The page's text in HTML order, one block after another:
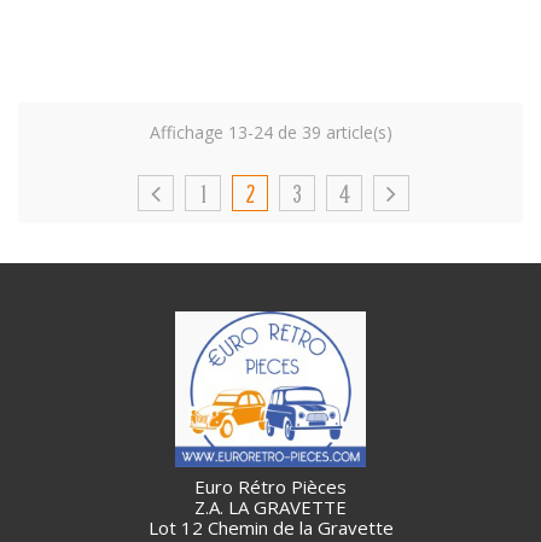
Affichage 13-24 de 39 article(s)
1 2 3 4
Euro Rétro Pièces
Z.A. LA GRAVETTE
Lot 12 Chemin de la Gravette